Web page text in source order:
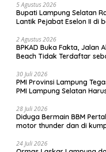
5 Agustus 2026
Bupati Lampung Selatan
Lantik Pejabat Eselon II di
2 Agustus 2026
BPKAD Buka Fakta, Jalan
Beach Tidak Terdaftar
30 Juli 2026
PMI Provinsi Lampung
PMI Lampung Selatan
28 Juli 2026
Diduga Bermain BBM
motor thunder dan di
24 Juli 2026